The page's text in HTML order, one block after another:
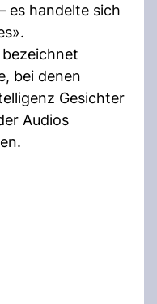
es handelte sich
bei denen
Gesichter
Audios